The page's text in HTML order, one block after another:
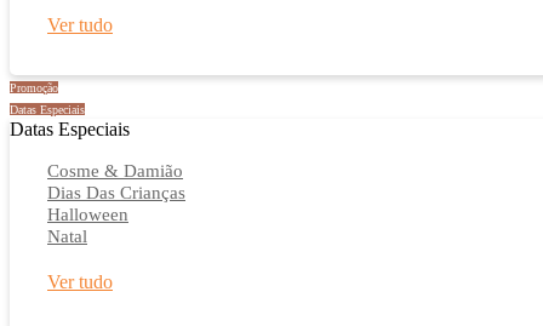
Ver tudo
Promoção
Datas Especiais
Datas Especiais
Cosme & Damião
Dias Das Crianças
Halloween
Natal
Ver tudo